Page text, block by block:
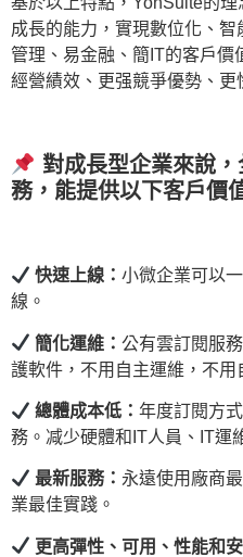
成長的能力，實現數位化、
管理、易金融、簡IT的客戶價
經營績效、更强競爭優勢、更
對成長型企業來說，
務，能提供以下客戶價
快速上線：小微企業可以
線。
簡化運維：公有雲訂閱服
護軟件，不用自主運維，不用
總體成本低：年度訂閱方
務。减少硬體和IT人員、IT運
最新服務： 永遠使用廠商
業最佳實踐。
更高彈性、可用、性能和